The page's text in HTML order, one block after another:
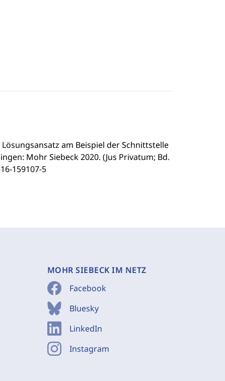
am Beispiel der Schnittstelle
Mohr Siebeck 2020. (Jus Privatum; Bd.
159107-5
MOHR SIEBECK IM NETZ
Facebook
Bluesky
LinkedIn
Instagram